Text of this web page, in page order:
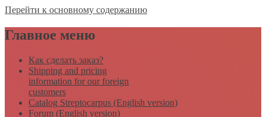
Перейти к основному содержанию
Главное меню
Как сделать заказ?
Shipping and pricing
information for our foreign
customers
Catalog Streptocarpus (English version)
Forum (English version)